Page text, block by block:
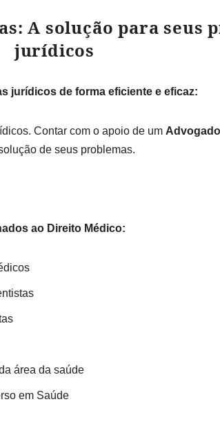
A solução para seus
jurídicos
jurídicos de forma eficiente e eficaz:
Contar com o apoio de um
de seus problemas.
ao Direito Médico:
área da saúde
em Saúde